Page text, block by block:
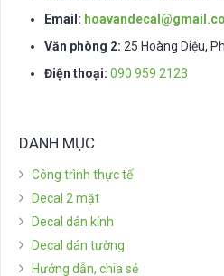
Email:
Văn phòng 2: 25 Hoàng Diệu,
Điện thoại: 090 959 2123
DANH MỤC
Công trình thực tế
Decal 2 mặt
Decal dán kính
Decal dán tường
Hướng dẫn, chia sẻ